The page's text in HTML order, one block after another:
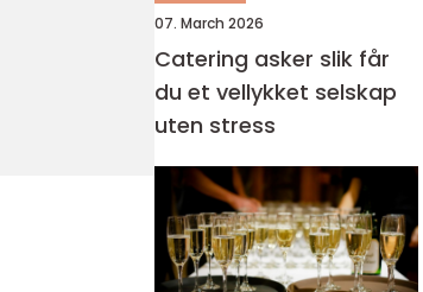
07. March 2026
Catering asker slik får
du et vellykket selskap
uten stress